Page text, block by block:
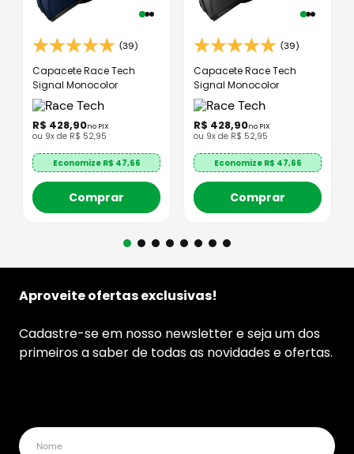
(39)
Capacete Race Tech
Signal Monocolor
R$ 428,90no PIX
ou 9x de R$ 52,95
Economize R$ 47,66
Comprar
(39)
Capacete Race Tech
Signal Monocolor
R$ 428,90no PIX
ou 9x de R$ 52,95
Economize R$ 47,66
Comprar
Aproveite ofertas exclusivas!
Cadastre-se em nosso newsletter e seja um dos
primeiros a saber de todas as novidades e ofertas.